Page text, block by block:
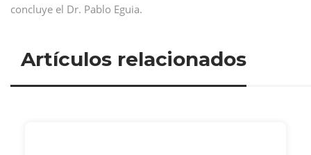
concluye el Dr. Pablo Eguia.
Artículos relacionados